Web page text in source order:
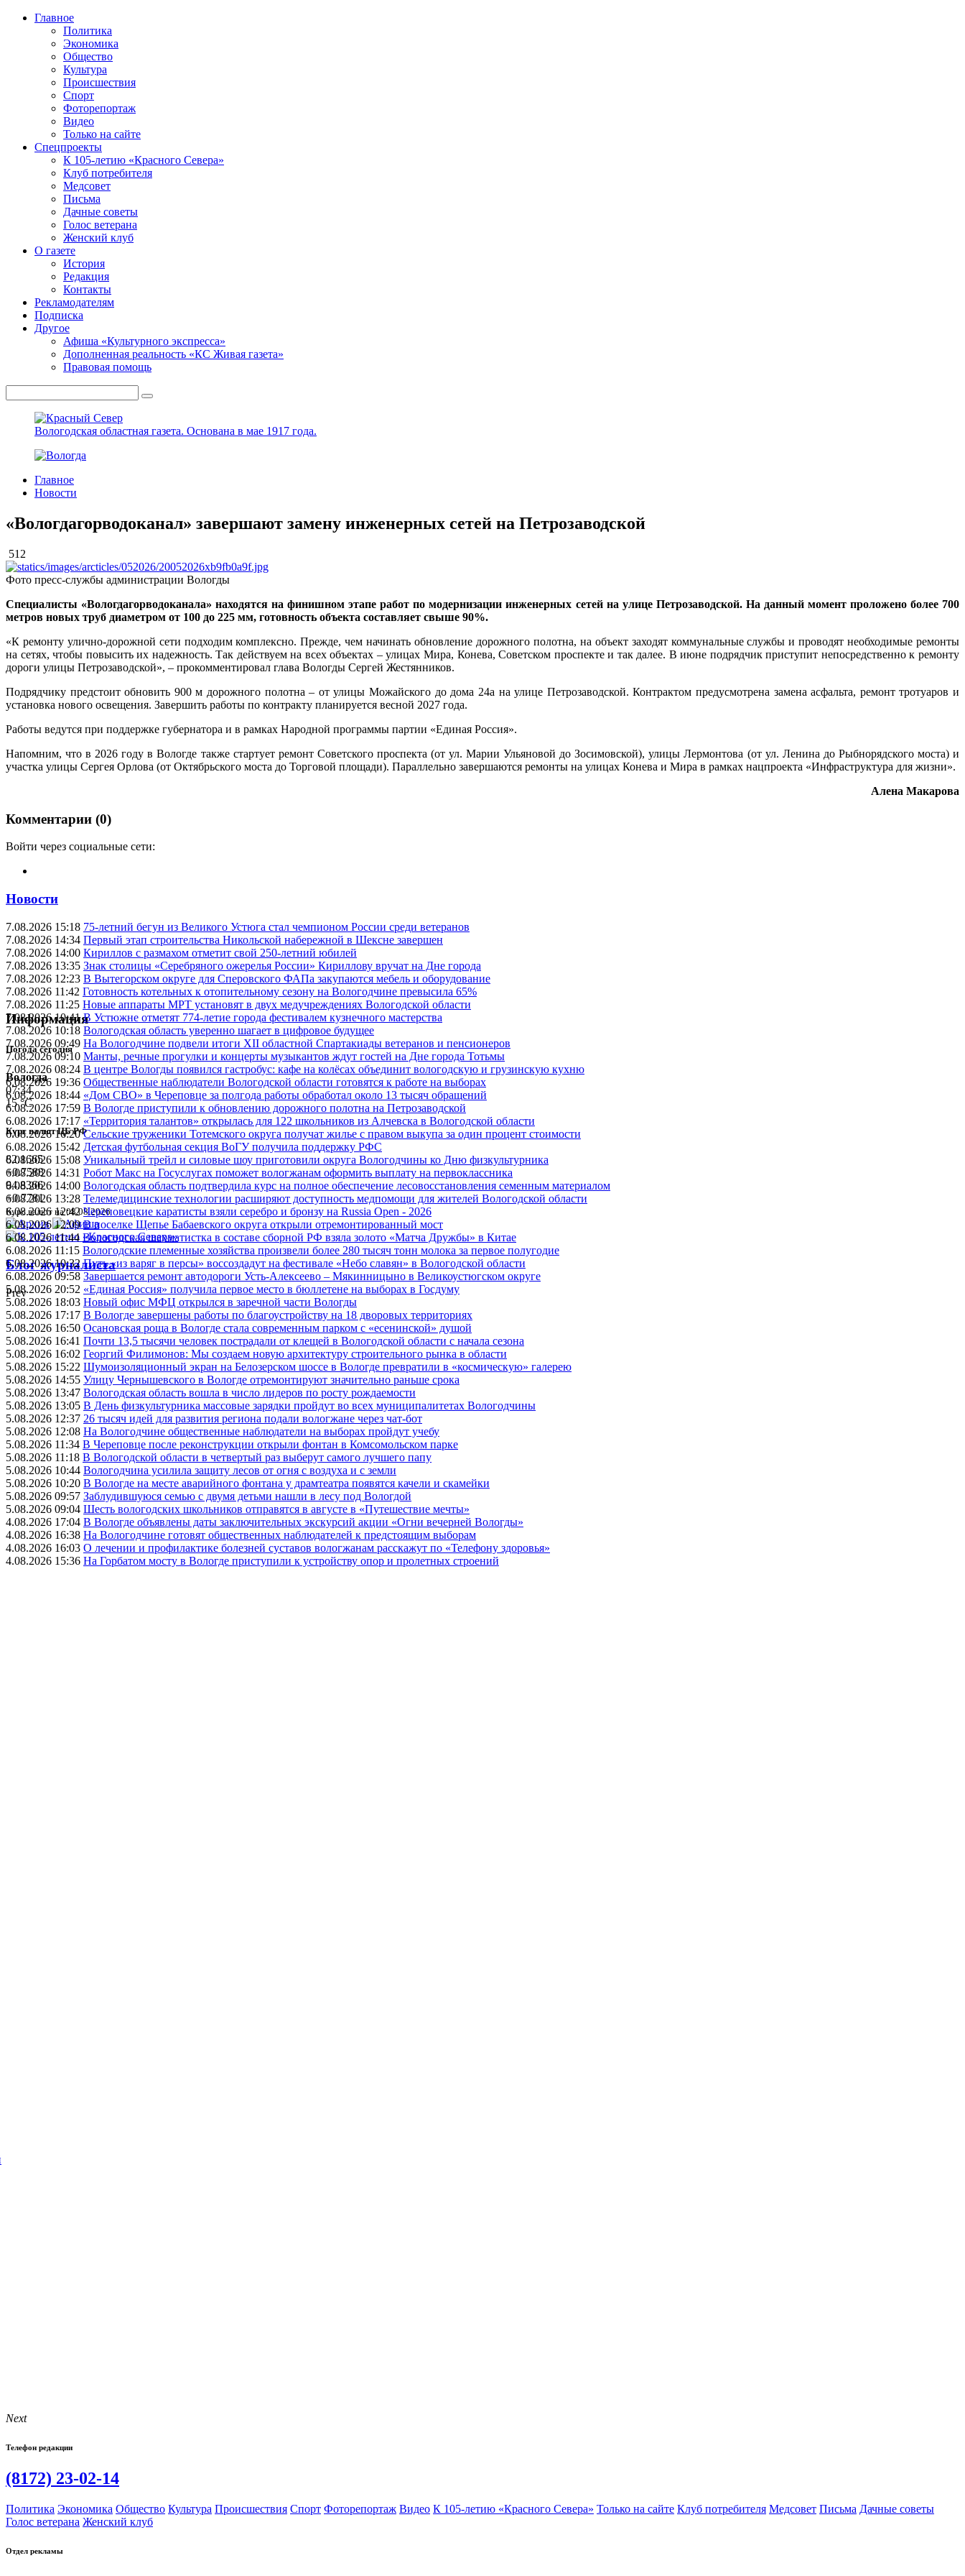
Главное
Политика
Экономика
Общество
Культура
Происшествия
Спорт
Фоторепортаж
Видео
Только на сайте
Спецпроекты
К 105-летию «Красного Севера»
Клуб потребителя
Медсовет
Письма
Дачные советы
Голос ветерана
Женский клуб
О газете
История
Редакция
Контакты
Рекламодателям
Подписка
Другое
Афиша «Культурного экспресса»
Дополненная реальность «КС Живая газета»
Правовая помощь
Вологодская областная газета. Основана в мае 1917 года.
Главное
Новости
«Вологдагорводоканал» завершают замену инженерных сетей на Петрозаводской
512
Фото пресс-службы администрации Вологды
Специалисты «Вологдагорводоканала» находятся на финишном этапе работ по модернизации инженерных сетей на улице Петрозаводской. На данный момент проложено более 700
метров новых труб диаметром от 100 до 225 мм, готовность объекта составляет свыше 90%.
«К ремонту улично-дорожной сети подходим комплексно. Прежде, чем начинать обновление дорожного полотна, на объект заходят коммунальные службы и проводят необходимые ремонты
на сетях, чтобы повысить их надежность. Так действуем на всех объектах – улицах Мира, Конева, Советском проспекте и так далее. В июне подрядчик приступит непосредственно к ремонту
дороги улицы Петрозаводской», – прокомментировал глава Вологды Сергей Жестянников.
Подрядчику предстоит обновить 900 м дорожного полотна – от улицы Можайского до дома 24а на улице Петрозаводской. Контрактом предусмотрена замена асфальта, ремонт тротуаров и
установка нового освещения. Завершить работы по контракту планируется весной 2027 года.
Работы ведутся при поддержке губернатора и в рамках Народной программы партии «Единая Россия».
Напомним, что в 2026 году в Вологде также стартует ремонт Советского проспекта (от ул. Марии Ульяновой до Зосимовской), улицы Лермонтова (от ул. Ленина до Рыбнорядского моста) и
участка улицы Сергея Орлова (от Октябрьского моста до Торговой площади). Параллельно завершаются ремонты на улицах Конева и Мира в рамках нацпроекта «Инфраструктура для жизни».
Алена Макарова
Комментарии (0)
Войти через социальные сети:
Новости
7.08.2026 15:18 75-летний бегун из Великого Устюга стал чемпионом России среди ветеранов
7.08.2026 14:34 Первый этап строительства Никольской набережной в Шексне завершен
7.08.2026 14:00 Кириллов с размахом отметит свой 250-летний юбилей
7.08.2026 13:35 Знак столицы «Серебряного ожерелья России» Кириллову вручат на Дне города
7.08.2026 12:23 В Вытегорском округе для Сперовского ФАПа закупаются мебель и оборудование
7.08.2026 11:42 Готовность котельных к отопительному сезону на Вологодчине превысила 65%
7.08.2026 11:25 Новые аппараты МРТ установят в двух медучреждениях Вологодской области
7.08.2026 10:41 В Устюжне отметят 774-летие города фестивалем кузнечного мастерства
7.08.2026 10:18 Вологодская область уверенно шагает в цифровое будущее
7.08.2026 09:49 На Вологодчине подвели итоги XII областной Спартакиады ветеранов и пенсионеров
7.08.2026 09:10 Манты, речные прогулки и концерты музыкантов ждут гостей на Дне города Тотьмы
7.08.2026 08:24 В центре Вологды появился гастробус: кафе на колёсах объединит вологодскую и грузинскую кухню
6.08.2026 19:36 Общественные наблюдатели Вологодской области готовятся к работе на выборах
6.08.2026 18:44 «Дом СВО» в Череповце за полгода работы обработал около 13 тысяч обращений
6.08.2026 17:59 В Вологде приступили к обновлению дорожного полотна на Петрозаводской
6.08.2026 17:17 «Территория талантов» открылась для 122 школьников из Алчевска в Вологодской области
6.08.2026 16:20 Сельские труженики Тотемского округа получат жилье с правом выкупа за один процент стоимости
6.08.2026 15:42 Детская футбольная секция ВоГУ получила поддержку РФС
6.08.2026 15:08 Уникальный трейл и силовые шоу приготовили округа Вологодчины ко Дню физкультурника
6.08.2026 14:31 Робот Макс на Госуслугах поможет вологжанам оформить выплату на первоклассника
6.08.2026 14:00 Вологодская область подтвердила курс на полное обеспечение лесовосстановления семенным материалом
6.08.2026 13:28 Телемедицинские технологии расширяют доступность медпомощи для жителей Вологодской области
6.08.2026 12:42 Череповецкие каратисты взяли серебро и бронзу на Russia Open - 2026
6.08.2026 12:09 В поселке Щепье Бабаевского округа открыли отремонтированный мост
6.08.2026 11:44 Вологодская шахматистка в составе сборной РФ взяла золото «Матча Дружбы» в Китае
6.08.2026 11:15 Вологодские племенные хозяйства произвели более 280 тысяч тонн молока за первое полугодие
6.08.2026 10:32 Путь «из варяг в персы» воссоздадут на фестивале «Небо славян» в Вологодской области
6.08.2026 09:58 Завершается ремонт автодороги Усть-Алексеево – Мякинницыно в Великоустюгском округе
5.08.2026 20:52 «Единая Россия» получила первое место в бюллетене на выборах в Госдуму
5.08.2026 18:03 Новый офис МФЦ открылся в заречной части Вологды
5.08.2026 17:17 В Вологде завершены работы по благоустройству на 18 дворовых территориях
5.08.2026 16:50 Осановская роща в Вологде стала современным парком с «есенинской» душой
5.08.2026 16:41 Почти 13,5 тысячи человек пострадали от клещей в Вологодской области с начала сезона
5.08.2026 16:02 Георгий Филимонов: Мы создаем новую архитектуру строительного рынка в области
5.08.2026 15:22 Шумоизоляционный экран на Белозерском шоссе в Вологде превратили в «космическую» галерею
5.08.2026 14:55 Улицу Чернышевского в Вологде отремонтируют значительно раньше срока
5.08.2026 13:47 Вологодская область вошла в число лидеров по росту рождаемости
5.08.2026 13:05 В День физкультурника массовые зарядки пройдут во всех муниципалитетах Вологодчины
5.08.2026 12:37 26 тысяч идей для развития региона подали вологжане через чат-бот
5.08.2026 12:08 На Вологодчине общественные наблюдатели на выборах пройдут учебу
5.08.2026 11:34 В Череповце после реконструкции открыли фонтан в Комсомольском парке
5.08.2026 11:18 В Вологодской области в четвертый раз выберут самого лучшего папу
5.08.2026 10:44 Вологодчина усилила защиту лесов от огня с воздуха и с земли
5.08.2026 10:20 В Вологде на месте аварийного фонтана у драмтеатра появятся качели и скамейки
5.08.2026 09:57 Заблудившуюся семью с двумя детьми нашли в лесу под Вологдой
5.08.2026 09:04 Шесть вологодских школьников отправятся в августе в «Путешествие мечты»
4.08.2026 17:04 В Вологде объявлены даты заключительных экскурсий акции «Огни вечерней Вологды»
4.08.2026 16:38 На Вологодчине готовят общественных наблюдателей к предстоящим выборам
4.08.2026 16:03 О лечении и профилактике болезней суставов вологжанам расскажут по «Телефону здоровья»
4.08.2026 15:36 На Горбатом мосту в Вологде приступили к устройству опор и пролетных строений
Информация
Погода сегодня
Вологда
07:34
15 °C
Курс валют ЦБ РФ
82.1665
+0.7588
94.8366
+0.7781
Курс валют на 08.08.2026
Блог журналиста
Prev
Next
Телефон редакции
(8172) 23-02-14
Политика Экономика Общество Культура Происшествия Спорт Фоторепортаж Видео К 105-летию «Красного Севера» Только на сайте Клуб потребителя Медсовет Письма Дачные советы
Голос ветерана Женский клуб
Отдел рекламы